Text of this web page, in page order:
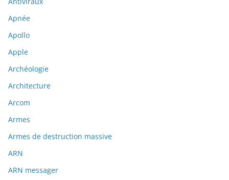
Apnée
Apollo
Apple
Archéologie
Architecture
Arcom
Armes
Armes de destruction massive
ARN
ARN messager